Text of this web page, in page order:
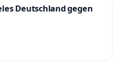
Deutschland gegen